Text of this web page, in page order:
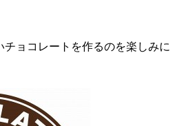
ョコレートを作るのを楽しみに